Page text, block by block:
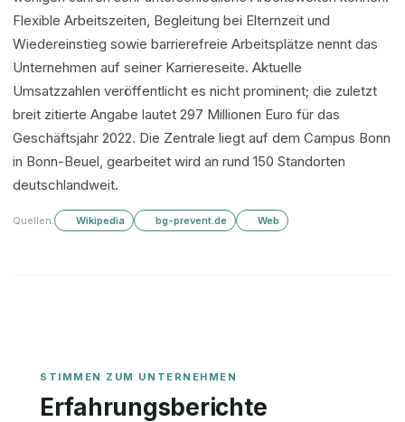
Flexible Arbeitszeiten, Begleitung bei Elternzeit und
Wiedereinstieg sowie barrierefreie Arbeitsplätze nennt das
Unternehmen auf seiner Karriereseite. Aktuelle
Umsatzzahlen veröffentlicht es nicht prominent; die zuletzt
breit zitierte Angabe lautet 297 Millionen Euro für das
Geschäftsjahr 2022. Die Zentrale liegt auf dem Campus Bonn
in Bonn-Beuel, gearbeitet wird an rund 150 Standorten
deutschlandweit.
Quellen: Wikipedia bg-prevent.de Web
Erfahrungsberichte